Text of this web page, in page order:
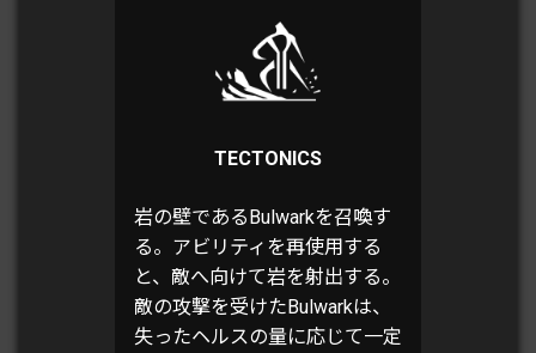
TECTONICS
岩の壁であるBulwarkを召喚す
る。アビリティを再使用する
と、敵へ向けて岩を射出する。
敵の攻撃を受けたBulwarkは、
失ったヘルスの量に応じて一定